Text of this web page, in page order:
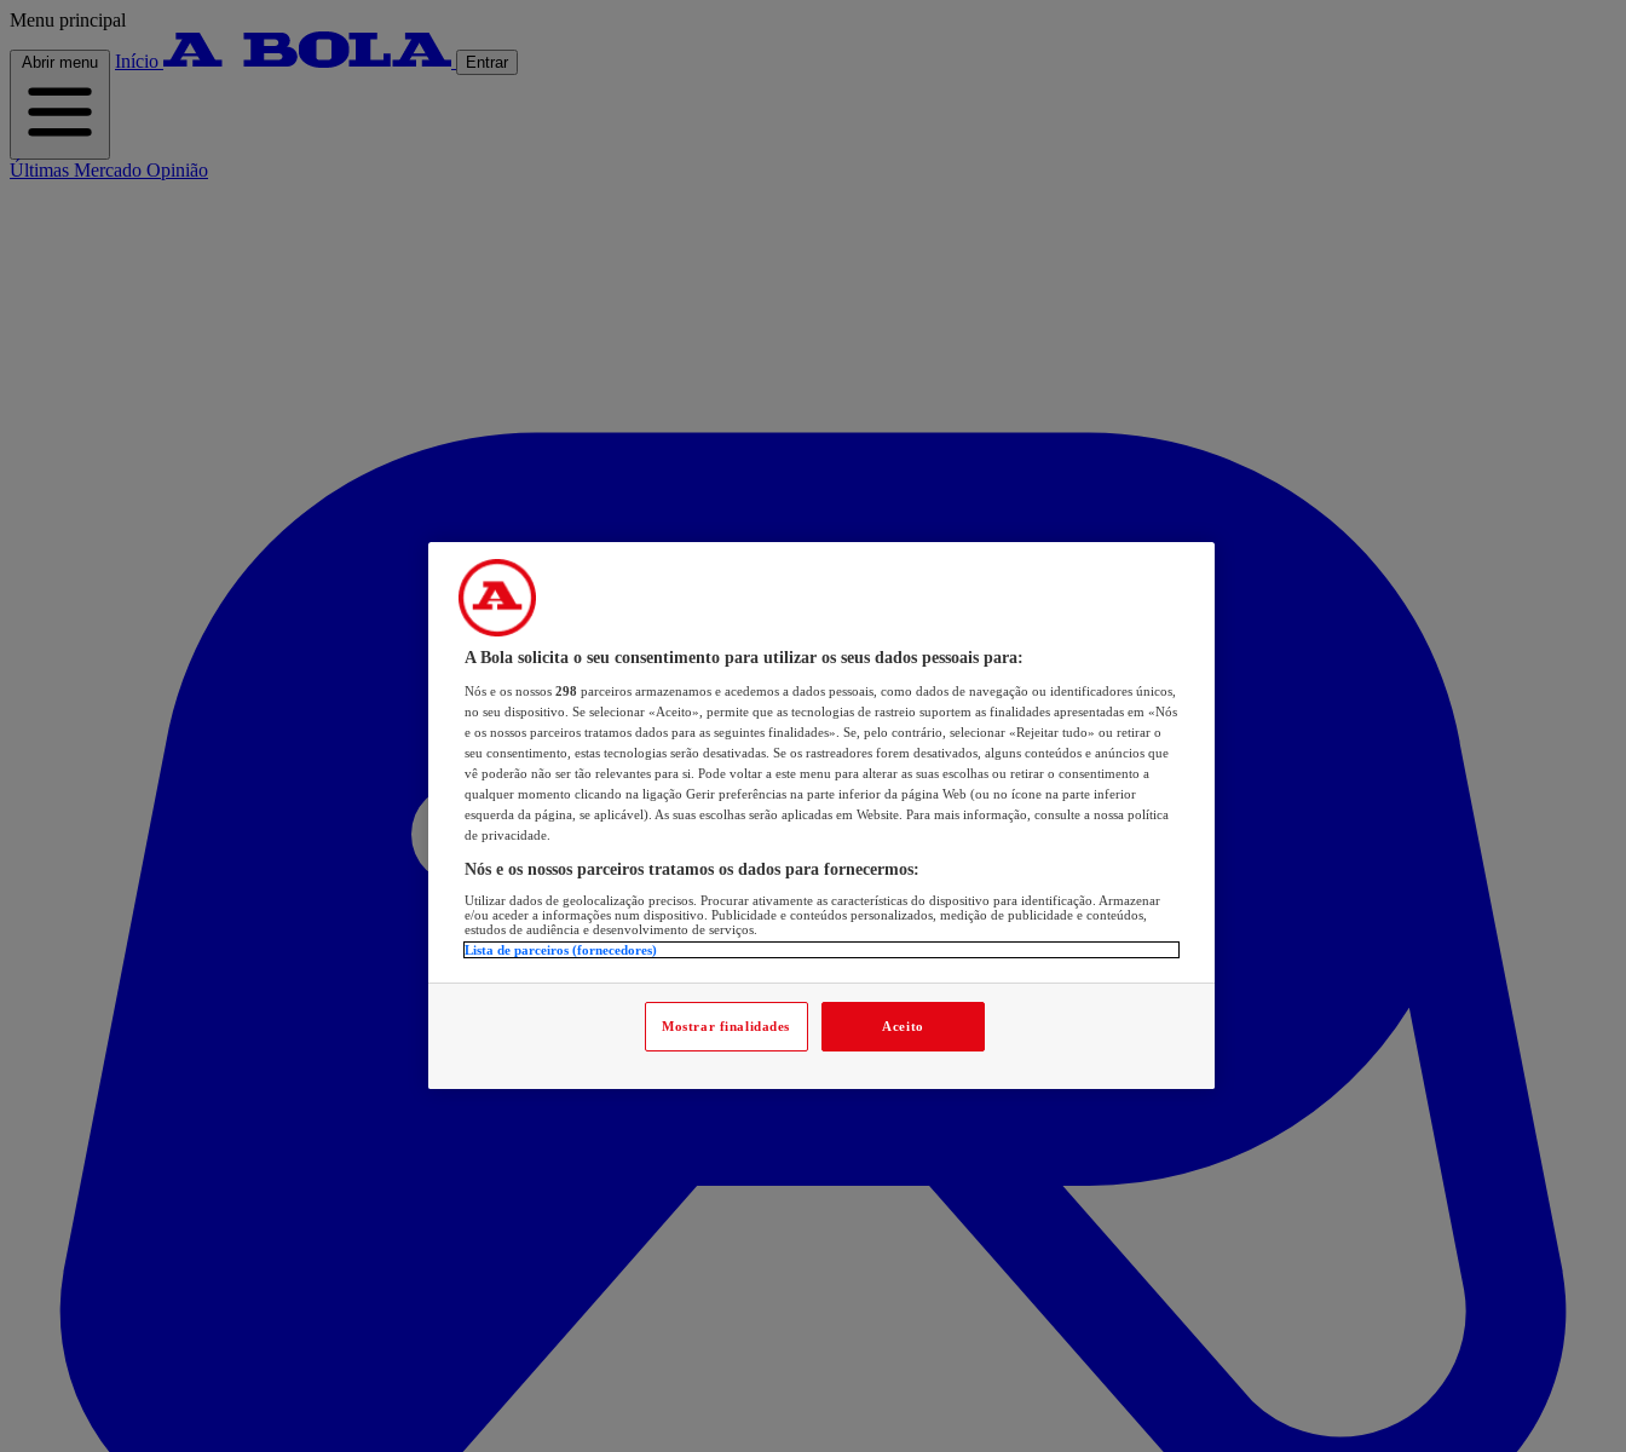
Menu principal
Abrir menu Início Entrar
Últimas Mercado Opinião
A Bola solicita o seu consentimento para utilizar os seus dados pessoais para:
Nós e os nossos 298 parceiros armazenamos e acedemos a dados pessoais, como dados de navegação ou identificadores únicos,
no seu dispositivo. Se selecionar «Aceito», permite que as tecnologias de rastreio suportem as finalidades apresentadas em «Nós
e os nossos parceiros tratamos dados para as seguintes finalidades». Se, pelo contrário, selecionar «Rejeitar tudo» ou retirar o
seu consentimento, estas tecnologias serão desativadas. Se os rastreadores forem desativados, alguns conteúdos e anúncios que
vê poderão não ser tão relevantes para si. Pode voltar a este menu para alterar as suas escolhas ou retirar o consentimento a
qualquer momento clicando na ligação Gerir preferências na parte inferior da página Web (ou no ícone na parte inferior
esquerda da página, se aplicável). As suas escolhas serão aplicadas em Website. Para mais informação, consulte a nossa política
de privacidade.
Nós e os nossos parceiros tratamos os dados para fornecermos:
Utilizar dados de geolocalização precisos. Procurar ativamente as características do dispositivo para identificação. Armazenar
e/ou aceder a informações num dispositivo. Publicidade e conteúdos personalizados, medição de publicidade e conteúdos,
estudos de audiência e desenvolvimento de serviços.
Lista de parceiros (fornecedores)
Mostrar finalidades Aceito